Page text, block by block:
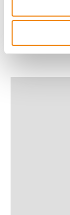
Current
Determination
Mais